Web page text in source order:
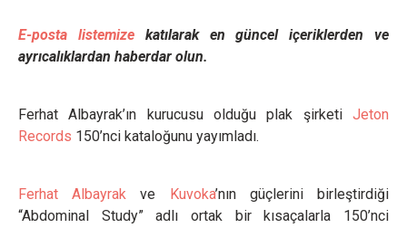
E-posta listemizekatılarak en güncel içeriklerden ve
ayrıcalıklardan haberdar olun.
Ferhat Albayrak’ın kurucusu olduğu plak şirketi Jeton
Records 150’nci kataloğunu yayımladı.
Ferhat Albayrak ve Kuvoka’nın güçlerini birleştirdiği
“Abdominal Study” adlı ortak bir kısaçalarla 150’nci